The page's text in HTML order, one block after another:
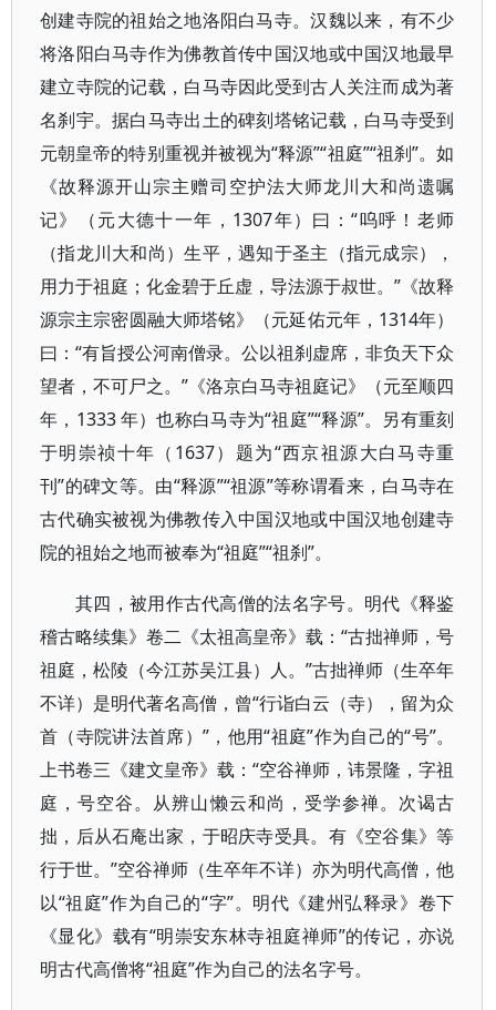
创建寺院的祖始之地洛阳白马寺。汉魏以来，有不少
将洛阳白马寺作为佛教首传中国汉地或中国汉地最早
建立寺院的记载，白马寺因此受到古人关注而成为著
名刹宇。据白马寺出土的碑刻塔铭记载，白马寺受到
元朝皇帝的特别重视并被视为“释源”“祖庭”“祖刹”。如
《故释源开山宗主赠司空护法大师龙川大和尚遗嘱
记》（元大德十一年，1307年）曰：“呜呼！老师
（指龙川大和尚）生平，遇知于圣主（指元成宗），
用力于祖庭；化金碧于丘虚，导法源于叔世。”《故释
源宗主宗密圆融大师塔铭》（元延佑元年，1314年）
曰：“有旨授公河南僧录。公以祖刹虚席，非负天下众
望者，不可尸之。”《洛京白马寺祖庭记》（元至顺四
年，1333 年）也称白马寺为“祖庭”“释源”。另有重刻
于明崇祯十年（1637）题为“西京祖源大白马寺重
刊”的碑文等。由“释源”“祖源”等称谓看来，白马寺在
古代确实被视为佛教传入中国汉地或中国汉地创建寺
院的祖始之地而被奉为“祖庭”“祖刹”。
其四，被用作古代高僧的法名字号。明代《释鉴
稽古略续集》卷二《太祖高皇帝》载：“古拙禅师，号
祖庭，松陵（今江苏吴江县）人。”古拙禅师（生卒年
不详）是明代著名高僧，曾“行诣白云（寺），留为众
首（寺院讲法首席）”，他用“祖庭”作为自己的“号”。
上书卷三《建文皇帝》载：“空谷禅师，讳景隆，字祖
庭，号空谷。从辨山懒云和尚，受学参禅。次谒古
拙，后从石庵出家，于昭庆寺受具。有《空谷集》等
行于世。”空谷禅师（生卒年不详）亦为明代高僧，他
以“祖庭”作为自己的“字”。明代《建州弘释录》卷下
《显化》载有“明崇安东林寺祖庭禅师”的传记，亦说
明古代高僧将“祖庭”作为自己的法名字号。